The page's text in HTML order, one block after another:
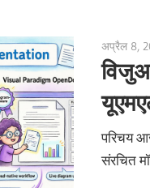
अप्रैल 8,
परिचय
संरचित